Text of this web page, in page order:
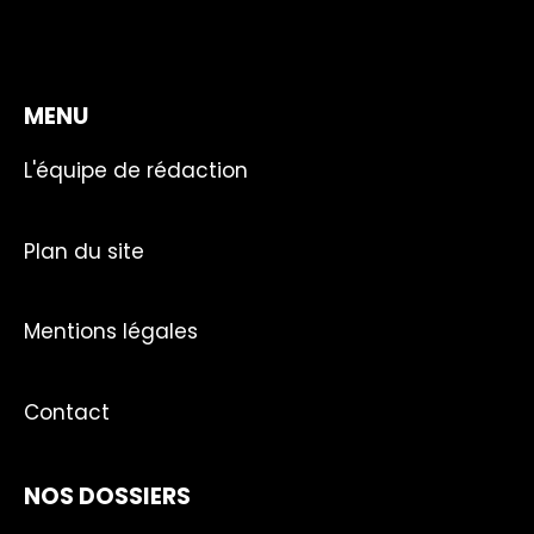
MENU
L'équipe de rédaction
Plan du site
Mentions légales
Contact
NOS DOSSIERS